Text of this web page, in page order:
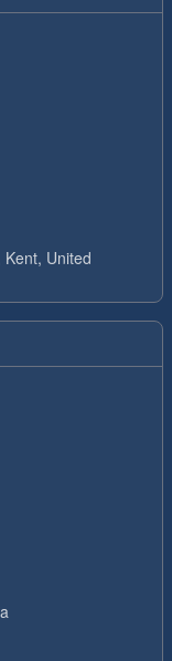
United